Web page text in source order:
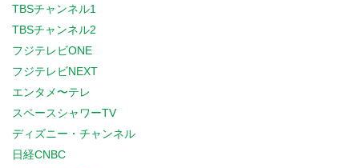
TBSチャンネル1
TBSチャンネル2
フジテレビONE
フジテレビNEXT
エンタメ〜テレ
スペースシャワーTV
ディズニー・チャンネル
日経CNBC